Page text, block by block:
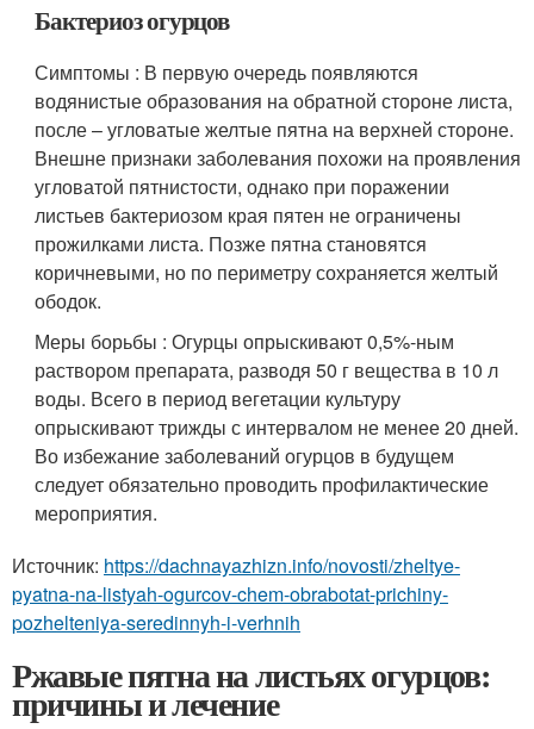
Бактериоз огурцов
Симптомы : В первую очередь появляются
водянистые образования на обратной стороне листа,
после – угловатые желтые пятна на верхней стороне.
Внешне признаки заболевания похожи на проявления
угловатой пятнистости, однако при поражении
листьев бактериозом края пятен не ограничены
прожилками листа. Позже пятна становятся
коричневыми, но по периметру сохраняется желтый
ободок.
Меры борьбы : Огурцы опрыскивают 0,5%-ным
раствором препарата, разводя 50 г вещества в 10 л
воды. Всего в период вегетации культуру
опрыскивают трижды с интервалом не менее 20 дней.
Во избежание заболеваний огурцов в будущем
следует обязательно проводить профилактические
мероприятия.
Источник: https://dachnayazhizn.info/novosti/zheltye-
pyatna-na-listyah-ogurcov-chem-obrabotat-prichiny-
pozhelteniya-seredinnyh-i-verhnih
Ржавые пятна на листьях огурцов:
причины и лечение